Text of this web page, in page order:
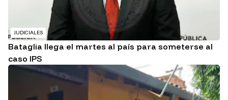
JUDICIALES
Bataglia llega el martes al país para someterse al
caso IPS